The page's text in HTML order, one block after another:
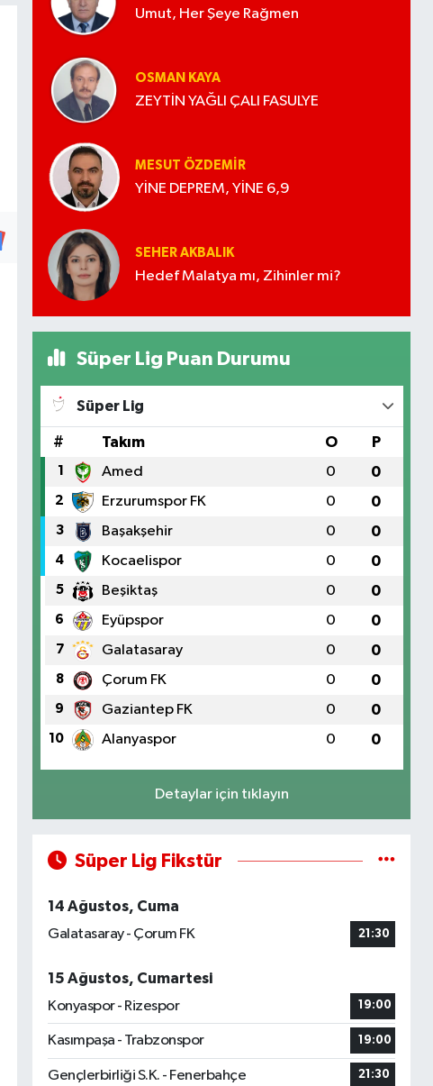
Umut, Her Şeye Rağmen
OSMAN KAYA
ZEYTİN YAĞLI ÇALI FASULYE
MESUT ÖZDEMIR
YİNE DEPREM, YİNE 6,9
SEHER AKBALIK
Hedef Malatya mı, Zihinler mi?
Süper Lig Puan Durumu
Süper Lig
# Takım O P
1 Amed 0 0
2 Erzurumspor FK 0 0
3 Başakşehir 0 0
4 Kocaelispor 0 0
5 Beşiktaş 0 0
6 Eyüpspor 0 0
7 Galatasaray 0 0
8 Çorum FK 0 0
9 Gaziantep FK 0 0
10 Alanyaspor 0 0
Detaylar için tıklayın
Süper Lig Fikstür
14 Ağustos, Cuma
Galatasaray - Çorum FK
21:30
15 Ağustos, Cumartesi
Konyaspor - Rizespor
19:00
Kasımpaşa - Trabzonspor 19:00
Gençlerbirliği S.K. - Fenerbahçe 21:30